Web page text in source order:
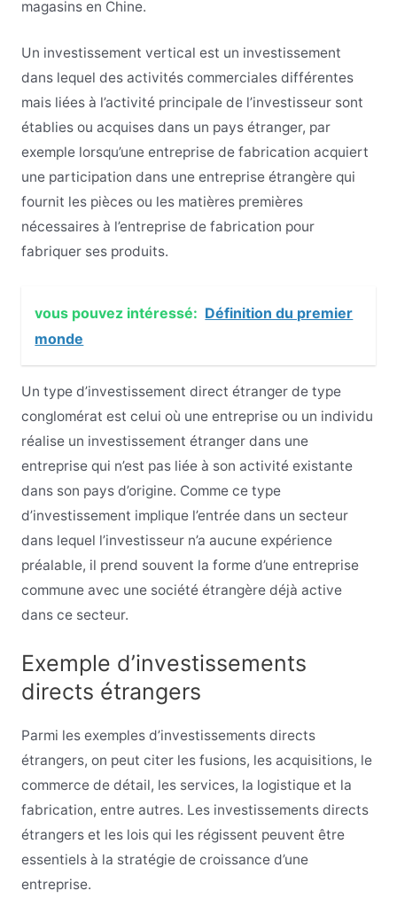
magasins en Chine.
Un investissement vertical est un investissement
dans lequel des activités commerciales différentes
mais liées à l’activité principale de l’investisseur sont
établies ou acquises dans un pays étranger, par
exemple lorsqu’une entreprise de fabrication acquiert
une participation dans une entreprise étrangère qui
fournit les pièces ou les matières premières
nécessaires à l’entreprise de fabrication pour
fabriquer ses produits.
vous pouvez intéressé: Définition du premier
monde
Un type d’investissement direct étranger de type
conglomérat est celui où une entreprise ou un individu
réalise un investissement étranger dans une
entreprise qui n’est pas liée à son activité existante
dans son pays d’origine. Comme ce type
d’investissement implique l’entrée dans un secteur
dans lequel l’investisseur n’a aucune expérience
préalable, il prend souvent la forme d’une entreprise
commune avec une société étrangère déjà active
dans ce secteur.
Exemple d’investissements
directs étrangers
Parmi les exemples d’investissements directs
étrangers, on peut citer les fusions, les acquisitions, le
commerce de détail, les services, la logistique et la
fabrication, entre autres. Les investissements directs
étrangers et les lois qui les régissent peuvent être
essentiels à la stratégie de croissance d’une
entreprise.